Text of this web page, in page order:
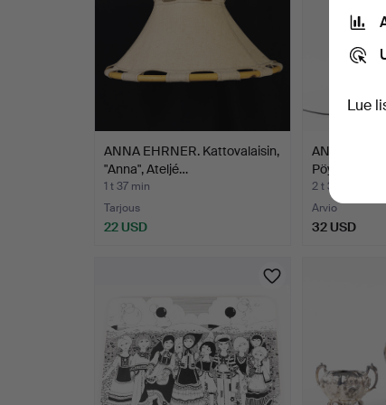
ANNA EHRNER. Kattovalaisin,
"Anna", Ateljé…
1 t 37 min
Tarjous
22 USD
ANNA
2 t 37 min
Arvio
32 USD
Lue